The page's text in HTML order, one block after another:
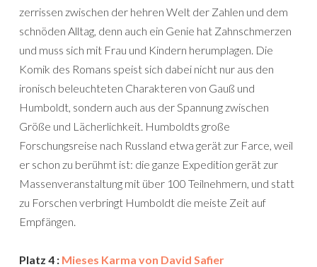
zerrissen zwischen der hehren Welt der Zahlen und dem
schnöden Alltag, denn auch ein Genie hat Zahnschmerzen
und muss sich mit Frau und Kindern herumplagen. Die
Komik des Romans speist sich dabei nicht nur aus den
ironisch beleuchteten Charakteren von Gauß und
Humboldt, sondern auch aus der Spannung zwischen
Größe und Lächerlichkeit. Humboldts große
Forschungsreise nach Russland etwa gerät zur Farce, weil
er schon zu berühmt ist: die ganze Expedition gerät zur
Massenveranstaltung mit über 100 Teilnehmern, und statt
zu Forschen verbringt Humboldt die meiste Zeit auf
Empfängen.
Platz 4 : Mieses Karma von David Safier